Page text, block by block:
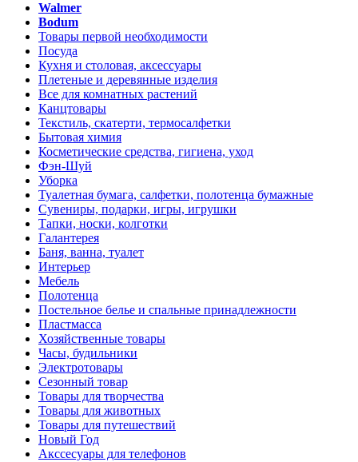
Walmer
Bodum
Товары первой необходимости
Посуда
Кухня и столовая, аксессуары
Плетеные и деревянные изделия
Все для комнатных растений
Канцтовары
Текстиль, скатерти, термосалфетки
Бытовая химия
Косметические средства, гигиена, уход
Фэн-Шуй
Уборка
Туалетная бумага, салфетки, полотенца бумажные
Сувениры, подарки, игры, игрушки
Тапки, носки, колготки
Галантерея
Баня, ванна, туалет
Интерьер
Мебель
Полотенца
Постельное белье и спальные принадлежности
Пластмасса
Хозяйственные товары
Часы, будильники
Электротовары
Сезонный товар
Товары для творчества
Товары для животных
Товары для путешествий
Новый Год
Акссесуары для телефонов